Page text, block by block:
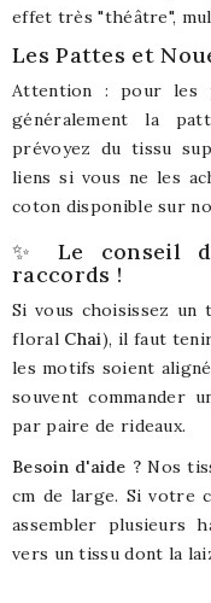
effet très "théâtre",
Les Pattes et
Attention : pour les
généralement la
prévoyez du tissu
liens si vous ne les
coton disponible sur
✨ Le conseil
raccords !
Si vous choisissez un
floral Chai), il faut
les motifs soient
souvent commander
par paire de rideaux.
Besoin d'aide ? Nos
cm de large. Si votre
assembler plusieurs
vers un tissu dont la